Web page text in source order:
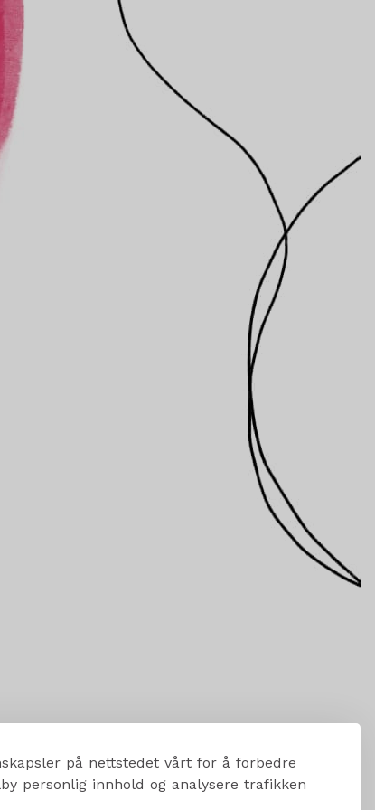
på nettstedet vårt for å forbedre
personlig innhold og analysere trafikken